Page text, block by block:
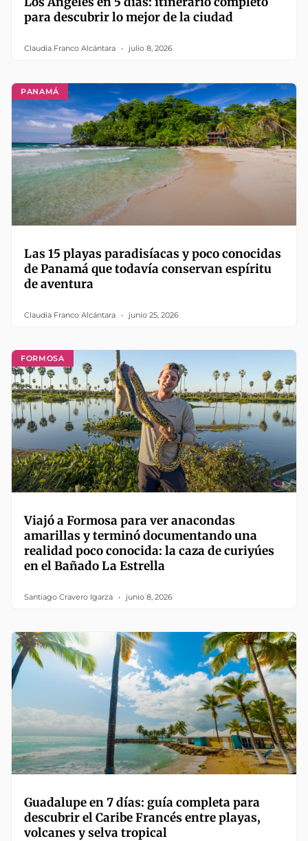
para descubrir lo mejor de la ciudad
Claudia Franco Alcántara julio 8, 2026
PANAMÁ
Las 15 playas paradisíacas y poco conocidas
de Panamá que todavía conservan espíritu
de aventura
Claudia Franco Alcántara junio 25, 2026
FORMOSA
Viajó a Formosa para ver anacondas
amarillas y terminó documentando una
realidad poco conocida: la caza de curiyúes
en el Bañado La Estrella
Santiago Cravero Igarza junio 8, 2026
Guadalupe en 7 días: guía completa para
descubrir el Caribe Francés entre playas,
volcanes y selva tropical